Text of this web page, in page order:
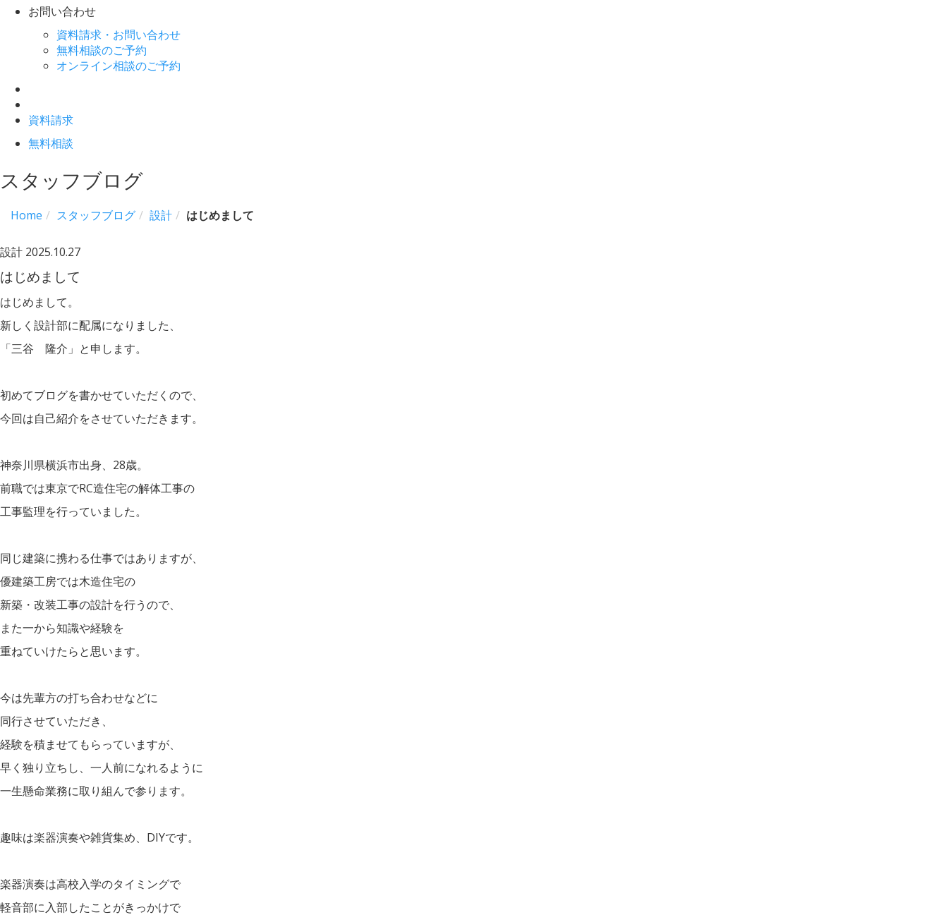
お問い合わせ
資料請求・お問い合わせ
無料相談のご予約
オンライン相談のご予約
資料請求
無料相談
スタッフブログ
Home スタッフブログ 設計 はじめまして
設計 2025.10.27
はじめまして
はじめまして。
新しく設計部に配属になりました、
「三谷 隆介」と申します。
初めてブログを書かせていただくので、
今回は自己紹介をさせていただきます。
神奈川県横浜市出身、28歳。
前職では東京でRC造住宅の解体工事の
工事監理を行っていました。
同じ建築に携わる仕事ではありますが、
優建築工房では木造住宅の
新築・改装工事の設計を行うので、
また一から知識や経験を
重ねていけたらと思います。
今は先輩方の打ち合わせなどに
同行させていただき、
経験を積ませてもらっていますが、
早く独り立ちし、一人前になれるように
一生懸命業務に取り組んで参ります。
趣味は楽器演奏や雑貨集め、DIYです。
楽器演奏は高校入学のタイミングで
軽音部に入部したことがきっかけで